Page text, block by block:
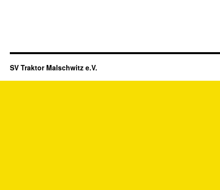
SV Traktor Malschwitz e.V.